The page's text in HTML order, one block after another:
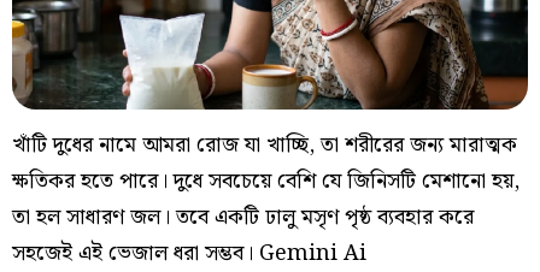
খাঁটি দুধের নামে আমরা রোজ যা খাচ্ছি, তা শরীরের জন্য মারাত্মক
ক্ষতিকর হতে পারে। দুধে সবচেয়ে বেশি যে জিনিসটি মেশানো হয়,
তা হল সাধারণ জল। তবে একটি ঢালু মসৃণ পৃষ্ঠ ব্যবহার করে
সহজেই এই ভেজাল ধরা সম্ভব। Gemini Ai